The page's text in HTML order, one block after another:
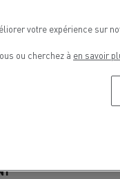
votre expérience sur
ou cherchez à en savoir